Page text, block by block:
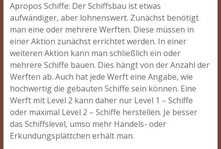
Apropos Schiffe: Der Schiffsbau ist etwas
aufwändiger, aber lohnenswert. Zunächst benötigt
man eine oder mehrere Werften. Diese müssen in
einer Aktion zunächst errichtet werden. In einer
weiteren Aktion kann man schließlich ein oder
mehrere Schiffe bauen. Dies hängt von der Anzahl der
Werften ab. Auch hat jede Werft eine Angabe, wie
hochwertig die gebauten Schiffe sein können. Eine
Werft mit Level 2 kann daher nur Level 1 – Schiffe
oder maximal Level 2 – Schiffe herstellen. Je besser
das Schiffslevel, umso mehr Handels- oder
Erkundungsplättchen erhält man.